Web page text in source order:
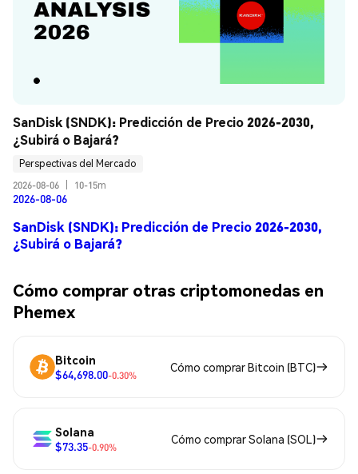
SanDisk (SNDK): Predicción de Precio 2026-2030,
¿Subirá o Bajará?
Perspectivas del Mercado
2026-08-06
10-15m
2026-08-06
SanDisk (SNDK): Predicción de Precio 2026-2030,
¿Subirá o Bajará?
Cómo comprar otras criptomonedas en
Phemex
Bitcoin
$64,698.00-0.30%
Cómo comprar Bitcoin (BTC)
Solana
$73.35-0.90%
Cómo comprar Solana (SOL)